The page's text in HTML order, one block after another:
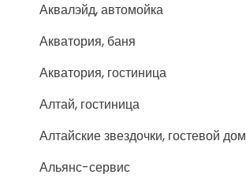
Аквалэйд, автомойка
Акватория, баня
Акватория, гостиница
Алтай, гостиница
Алтайские звездочки, гостевой дом
Альянс-сервис